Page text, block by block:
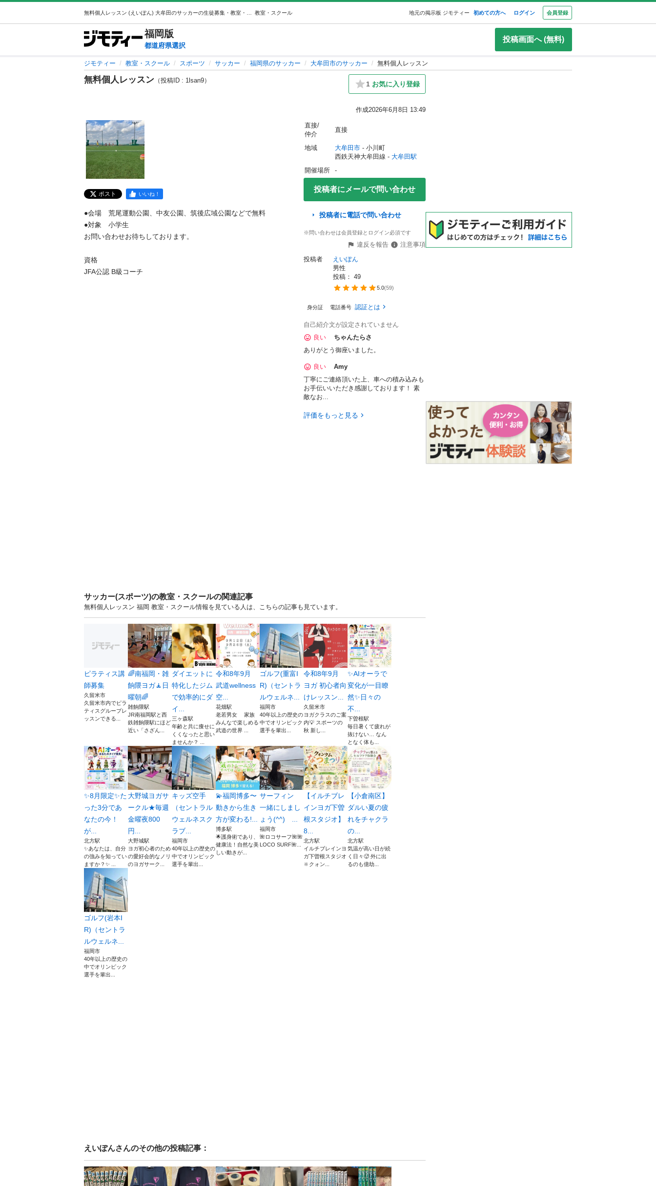
教室・スクール 地元の掲示板 ジモティー 初めての方へ ログイン 会員登録
福岡版
都道府県選択
投稿画面へ (無料)
ジモティー 教室・スクール スポーツ サッカー 福岡県のサッカー 大牟田市のサッカー 無料個人レッスン
無料個人レッスン （投稿ID : 1lsan9） 1 お気に入り登録
作成2026年6月8日 13:49
ポスト いいね！
●会場　荒尾運動公園、中友公園、筑後広域公園などで無料
●対象　小学生
お問い合わせお待ちしております。
資格
JFA公認 B級コーチ
直接/
仲介
直接
地域 大牟田市 - 小川町
西鉄天神大牟田線 - 大牟田駅
開催場所
-
投稿者にメールで問い合わせ
投稿者に電話で問い合わせ
※問い合わせは会員登録とログイン必須です
違反を報告
注意事項
投稿者
えいぽん
男性
投稿： 49
5.0(59)
身分証 電話番号 認証とは
自己紹介文が設定されていません
良い
ちゃんたらさ
ありがとう御座いました。
良い
Amy
丁寧にご連絡頂いた上、車への積み込みも
お手伝いいただき感謝しております！ 素
敵なお...
評価をもっと見る
サッカー(スポーツ)の教室・スクールの関連記事
無料個人レッスン 福岡 教室・スクール情報を見ている人は、こちらの記事も見ています。
ピラティス講
師募集
久留米市
久留米市内でピラ
ティスグループレ
ッスンできる...
🌈南福岡・雑
餉隈ヨガ🧘日
曜朝🌈
雑餉隈駅
JR南福岡駅と西
鉄雑餉隈駅にほど
近い「さざん...
ダイエットに
特化したジム
で効率的にダ
イ...
三ヶ森駅
年齢と共に痩せに
くくなったと思い
ませんか？ ...
令和8年9月
武道wellness
空...
花畑駅
老若男女 家族
みんなで楽しめる
武道の世界 ...
ゴルフ(重富I
R)（セントラ
ルウェルネ...
福岡市
40年以上の歴史の
中でオリンピック
選手を輩出...
令和8年9月
ヨガ 初心者向
けレッスン...
久留米市
ヨガクラスのご案
内💡 スポーツの
秋 新し...
✨AIオーラで
変化が一目瞭
然✨日々の
不...
下曽根駅
毎日暑くて疲れが
抜けない… なん
となく体も...
✨8月限定✨た
った3分であ
なたの今！
が...
北方駅
✨あなたは、自分
の強みを知ってい
ますか？✨ ...
大野城ヨガサ
ークル★毎週
金曜夜800
円...
大野城駅
ヨガ初心者のため
の愛好会的なノリ
のヨガサーク...
キッズ空手
（セントラル
ウェルネスク
ラブ...
福岡市
40年以上の歴史の
中でオリンピック
選手を輩出...
💫福岡博多〜
動きから生き
方が変わる!...
博多駅
🌟護身術であり、
健康法！自然な美
しい動きが...
サーフィン
一緒にしまし
ょう(^^) ...
福岡市
🌺ロコサーフ🌺🌺
LOCO SURF🌺...
【イルチブレ
インヨガ下曽
根スタジオ】
8...
北方駅
イルチブレインヨ
ガ下曽根スタジオ
🔆クォン...
【小倉南区】
ダルい夏の疲
れをチャクラ
の...
北方駅
気温が高い日が続
く日々🥵 外に出
るのも億劫...
ゴルフ(岩本I
R)（セントラ
ルウェルネ...
福岡市
40年以上の歴史の
中でオリンピック
選手を輩出...
えいぽんさんのその他の投稿記事：